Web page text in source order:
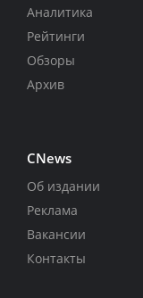
Аналитика
Рейтинги
Обзоры
Архив
CNews
Об издании
Реклама
Вакансии
Контакты